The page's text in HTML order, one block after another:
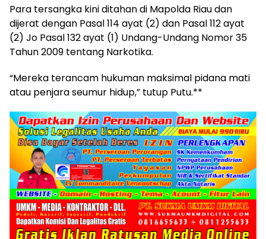
Para tersangka kini ditahan di Mapolda Riau dan
dijerat dengan Pasal 114 ayat (2) dan Pasal 112 ayat
(2) Jo Pasal 132 ayat (1) Undang-Undang Nomor 35
Tahun 2009 tentang Narkotika.
“Mereka terancam hukuman maksimal pidana mati
atau penjara seumur hidup,” tutup Putu.**